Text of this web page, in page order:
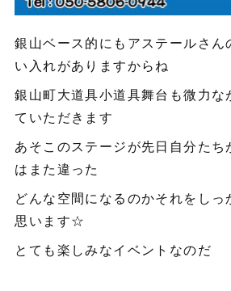
銀山ベース的にもアステールさん
い入れがありますからね
銀山町大道具小道具舞台も微力な
ていただきます
あそこのステージが先日自分たち
はまた違った
どんな空間になるのかそれをしっ
思います☆
とても楽しみなイベントなのだ